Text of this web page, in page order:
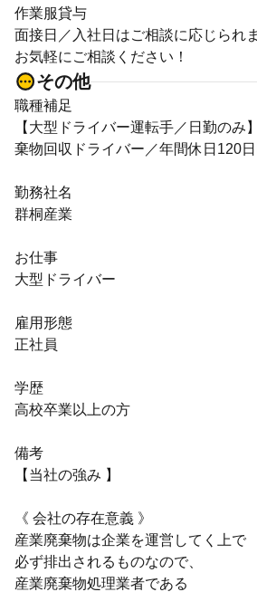
作業服貸与
面接日／入社日はご相談に応じられま
お気軽にご相談ください！
その他
職種補足
【大型ドライバー運転手／日勤のみ
棄物回収ドライバー／年間休日120
勤務社名
群桐産業
お仕事
大型ドライバー
雇用形態
正社員
学歴
高校卒業以上の方
備考
【当社の強み 】
《 会社の存在意義 》
産業廃棄物は企業を運営してく上で
必ず排出されるものなので、
産業廃棄物処理業者である